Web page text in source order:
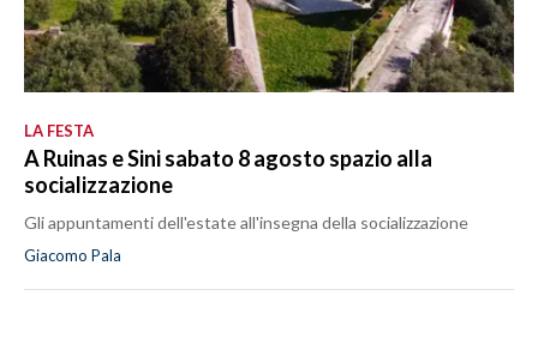
LA FESTA
A Ruinas e Sini sabato 8 agosto spazio alla
socializzazione
Gli appuntamenti dell'estate all'insegna della socializzazione
Giacomo Pala